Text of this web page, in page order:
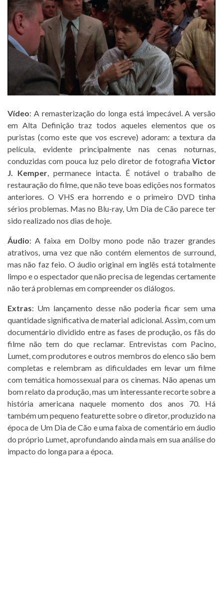
Vídeo: A remasterização do longa está impecável. A versão
em Alta Definição traz todos aqueles elementos que os
puristas (como este que vos escreve) adoram: a textura da
película, evidente principalmente nas cenas noturnas,
conduzidas com pouca luz pelo diretor de fotografia Victor
J. Kemper, permanece intacta. É notável o trabalho de
restauração do filme, que não teve boas edições nos formatos
anteriores. O VHS era horrendo e o primeiro DVD tinha
sérios problemas. Mas no Blu-ray, Um Dia de Cão parece ter
sido realizado nos dias de hoje.
Áudio: A faixa em Dolby mono pode não trazer grandes
atrativos, uma vez que não contém elementos de surround,
mas não faz feio. O áudio original em inglês está totalmente
limpo e o espectador que não precisa de legendas certamente
não terá problemas em compreender os diálogos.
Extras: Um lançamento desse não poderia ficar sem uma
quantidade significativa de material adicional. Assim, com um
documentário dividido entre as fases de produção, os fãs do
filme não tem do que reclamar. Entrevistas com Pacino,
Lumet, com produtores e outros membros do elenco são bem
completas e relembram as dificuldades em levar um filme
com temática homossexual para os cinemas. Não apenas um
bom relato da produção, mas um interessante recorte sobre a
história americana naquele momento dos anos 70. Há
também um pequeno featurette sobre o diretor, produzido na
época de Um Dia de Cão e uma faixa de comentário em áudio
do próprio Lumet, aprofundando ainda mais em sua análise do
impacto do longa para a época.